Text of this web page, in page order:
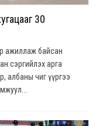
30
ажиллаж байсан
сэргийлэх арга
албаны чиг үүргээ